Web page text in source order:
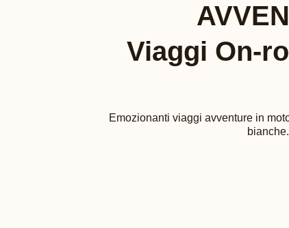
Viaggi On-
Emozionanti viaggi avventure in